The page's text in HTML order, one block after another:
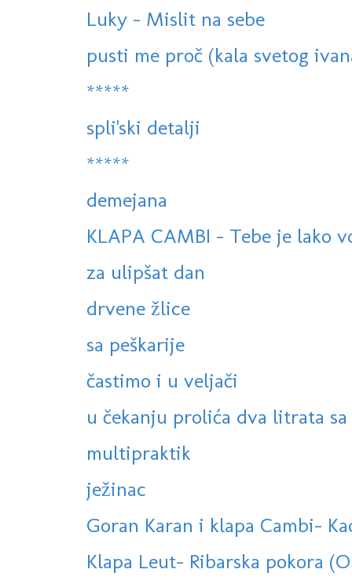
Luky - Mislit na sebe
pusti me proč (kala svetog
*****
spli'ski detalji
*****
demejana
KLAPA CAMBI - Tebe je lako
za ulipšat dan
drvene žlice
sa peškarije
častimo i u veljači
u čekanju prolića dva litrata
multipraktik
ježinac
Goran Karan i klapa Cambi-
Klapa Leut- Ribarska pokora